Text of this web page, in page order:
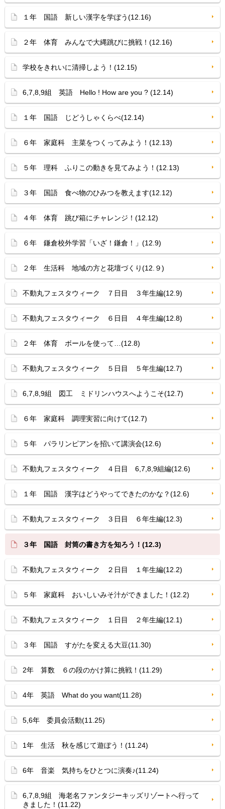
１年 国語 新しい漢字を学ぼう(12.16)
２年 体育 みんなで大縄跳びに挑戦！(12.16)
学校をきれいに清掃しよう！(12.15)
6,7,8,9組 英語 Hello ! How are you ? (12.14)
１年 国語 じどうしゃくらべ(12.14)
６年 家庭科 主菜をつくってみよう！(12.13)
５年 理科 ふりこの動きを見てみよう！(12.13)
３年 国語 食べ物のひみつを教えます(12.12)
４年 体育 跳び箱にチャレンジ！(12.12)
６年 鎌倉校外学習「いざ！鎌倉！」(12.9)
２年 生活科 地域の方と花壇づくり(12.９)
不動丸フェスタウィーク ７日目 ３年生編(12.9)
不動丸フェスタウィーク ６日目 ４年生編(12.8)
２年 体育 ボールを使って…(12.8)
不動丸フェスタウィーク ５日目 ５年生編(12.7)
6,7,8,9組 図工 ミドリンハウスへようこそ(12.7)
６年 家庭科 調理実習に向けて(12.7)
５年 パラリンピアンを招いて講演会(12.6)
不動丸フェスタウィーク ４日目 6,7,8,9組編(12.6)
１年 国語 漢字はどうやってできたのかな？(12.6)
不動丸フェスタウィーク ３日目 ６年生編(12.3)
３年 国語 封筒の書き方を知ろう！(12.3)
不動丸フェスタウィーク ２日目 １年生編(12.2)
５年 家庭科 おいしいみそ汁ができました！(12.2)
不動丸フェスタウィーク １日目 ２年生編(12.1)
３年 国語 すがたを変える大豆(11.30)
2年 算数 ６の段のかけ算に挑戦！(11.29)
4年 英語 What do you want(11.28)
5,6年 委員会活動(11.25)
1年 生活 秋を感じて遊ぼう！(11.24)
6年 音楽 気持ちをひとつに演奏♪(11.24)
6,7,8,9組 海老名ファンタジーキッズリゾートへ行って
きました！(11.22)